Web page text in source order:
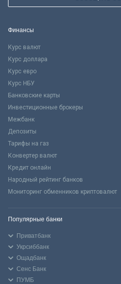
Финансы
Курс валют
Курс доллара
Курс евро
Курс НБУ
Банковские карты
Инвестиционные брокеры
Межбанк
Депозиты
Тарифы на газ
Конвертер валют
Кредит онлайн
Народный рейтинг банков
Мониторинг обменников криптовалют
Популярные банки
Приватбанк
Укрсиббанк
Ощадбанк
Сенс Банк
ПУМБ